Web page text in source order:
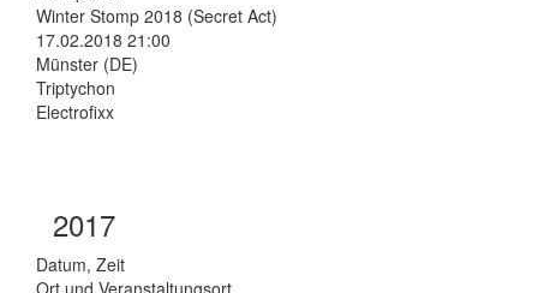
Winter Stomp 2018 (Secret Act)
17.02.2018 21:00
Münster (DE)
Triptychon
Electrofixx
2017
Datum, Zeit